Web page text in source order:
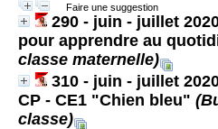
Faire une suggestion
290 - juin - juillet
pour apprendre au
classe maternelle)
310 - juin - juillet
CP - CE1 "Chien bleu"
classe)